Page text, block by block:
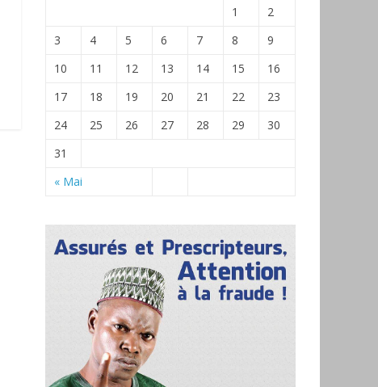
« Mai
1
2
3
4 5 6 7 8
9
10
11 12 13 14 15
16
17
18 19 20 21 22
23
24
25 26 27 28 29
30
31